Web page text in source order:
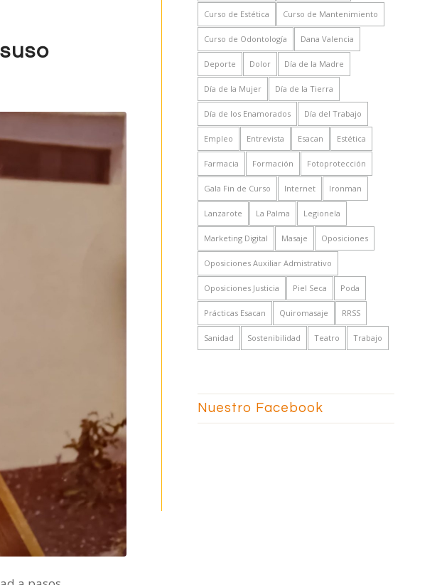
Curso de Estética Curso de Mantenimiento
Curso de Odontología Dana Valencia
Deporte Dolor Día de la Madre
Día de la Mujer Día de la Tierra
Día de los Enamorados Día del Trabajo
Empleo Entrevista Esacan Estética
Farmacia Formación Fotoprotección
Gala Fin de Curso Internet Ironman
Lanzarote La Palma Legionela
Marketing Digital Masaje Oposiciones
Oposiciones Auxiliar Admistrativo
Oposiciones Justicia Piel Seca Poda
Prácticas Esacan Quiromasaje RRSS
Sanidad Sostenibilidad Teatro Trabajo
Nuestro Facebook